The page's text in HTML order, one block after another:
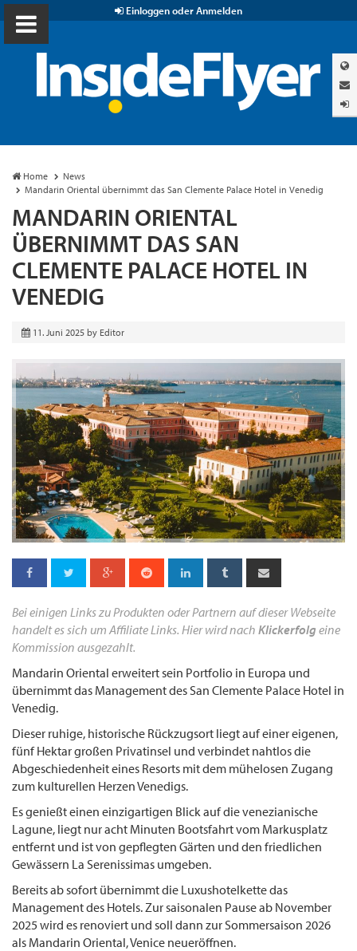
Einloggen oder Anmelden
Home
News
Mandarin Oriental übernimmt das San Clemente Palace Hotel in Venedig
MANDARIN ORIENTAL
ÜBERNIMMT DAS SAN
CLEMENTE PALACE HOTEL IN
VENEDIG
11. Juni 2025 by Editor
Bei einigen Links zu Produkten oder Partnern auf dieser Webseite
handelt es sich um Affiliate Links. Hier wird nach Klickerfolg eine
Kommission ausgezahlt.
Mandarin Oriental erweitert sein Portfolio in Europa und
übernimmt das Management des San Clemente Palace Hotel in
Venedig.
Dieser ruhige, historische Rückzugsort liegt auf einer eigenen,
fünf Hektar großen Privatinsel und verbindet nahtlos die
Abgeschiedenheit eines Resorts mit dem mühelosen Zugang
zum kulturellen Herzen Venedigs.
Es genießt einen einzigartigen Blick auf die venezianische
Lagune, liegt nur acht Minuten Bootsfahrt vom Markusplatz
entfernt und ist von gepflegten Gärten und den friedlichen
Gewässern La Serenissimas umgeben.
Bereits ab sofort übernimmt die Luxushotelkette das
Management des Hotels. Zur saisonalen Pause ab November
2025 wird es renoviert und soll dann zur Sommersaison 2026
als Mandarin Oriental, Venice neueröffnen.